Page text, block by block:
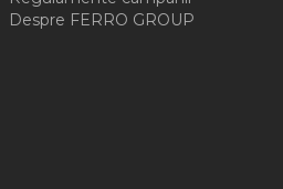
Despre FERRO GROUP